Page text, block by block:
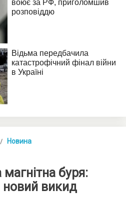
Новина
буря:
новий викид